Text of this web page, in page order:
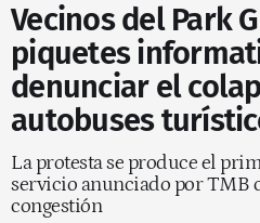
Vecinos del Park
piquetes
denunciar el
autobuses
La protesta se produce el
servicio anunciado por TMB
congestión